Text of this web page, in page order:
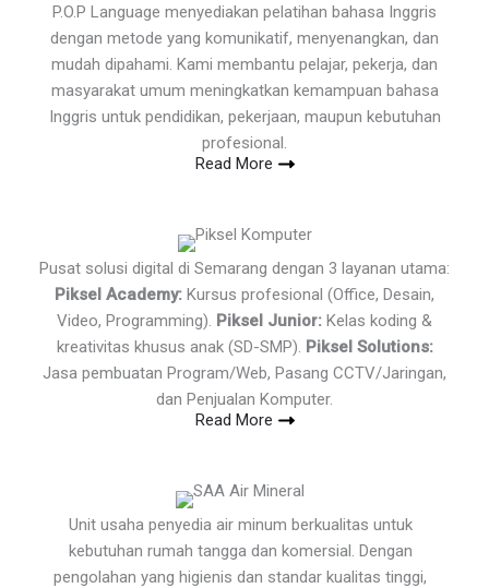
P.O.P Language menyediakan pelatihan bahasa Inggris
dengan metode yang komunikatif, menyenangkan, dan
mudah dipahami. Kami membantu pelajar, pekerja, dan
masyarakat umum meningkatkan kemampuan bahasa
Inggris untuk pendidikan, pekerjaan, maupun kebutuhan
profesional.
Read More
Pusat solusi digital di Semarang dengan 3 layanan utama:
Piksel Academy: Kursus profesional (Office, Desain,
Video, Programming). Piksel Junior: Kelas koding &
kreativitas khusus anak (SD-SMP). Piksel Solutions:
Jasa pembuatan Program/Web, Pasang CCTV/Jaringan,
dan Penjualan Komputer.
Read More
Unit usaha penyedia air minum berkualitas untuk
kebutuhan rumah tangga dan komersial. Dengan
pengolahan yang higienis dan standar kualitas tinggi,